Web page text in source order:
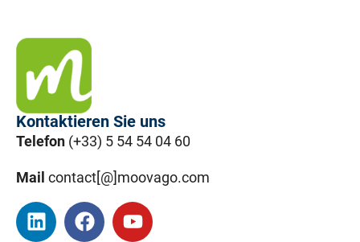
Kontaktieren Sie uns
Telefon (+33) 5 54 54 04 60
Mail contact[@]moovago.com